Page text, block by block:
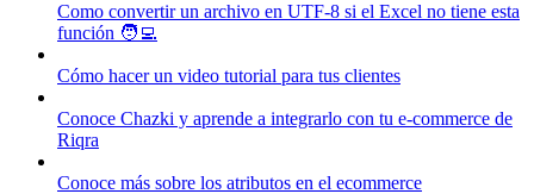
Como convertir un archivo en UTF-8 si el Excel no tiene esta
función 🧑‍💻
Cómo hacer un video tutorial para tus clientes
Conoce Chazki y aprende a integrarlo con tu e-commerce de
Riqra
Conoce más sobre los atributos en el ecommerce